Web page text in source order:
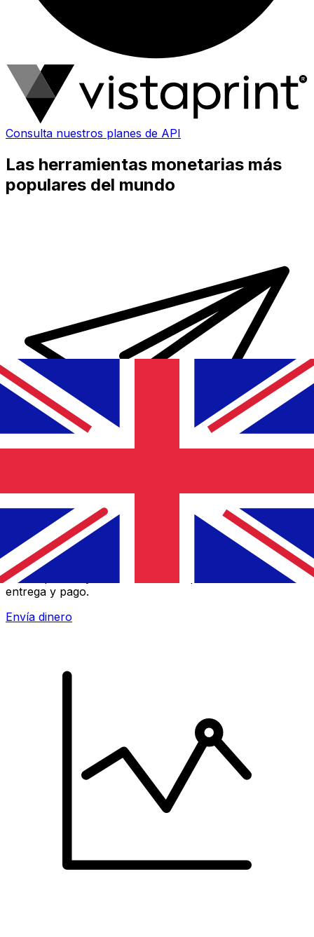
Consulta nuestros planes de API
Las herramientas monetarias más
populares del mundo
Transferencia Internacional de Dinero Xe
Envía dinero online rápido, seguro y fácil. Seguimiento
en tiempo real y notificaciones + opciones flexibles de
entrega y pago.
Envía dinero